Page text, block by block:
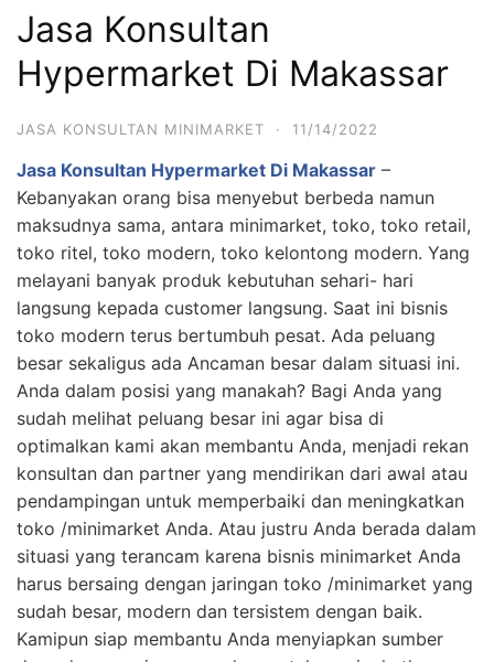
Jasa Konsultan
Hypermarket Di Makassar
JASA KONSULTAN MINIMARKET · 11/14/2022
Jasa Konsultan Hypermarket Di Makassar –
Kebanyakan orang bisa menyebut berbeda namun
maksudnya sama, antara minimarket, toko, toko retail,
toko ritel, toko modern, toko kelontong modern. Yang
melayani banyak produk kebutuhan sehari- hari
langsung kepada customer langsung. Saat ini bisnis
toko modern terus bertumbuh pesat. Ada peluang
besar sekaligus ada Ancaman besar dalam situasi ini.
Anda dalam posisi yang manakah? Bagi Anda yang
sudah melihat peluang besar ini agar bisa di
optimalkan kami akan membantu Anda, menjadi rekan
konsultan dan partner yang mendirikan dari awal atau
pendampingan untuk memperbaiki dan meningkatkan
toko /minimarket Anda. Atau justru Anda berada dalam
situasi yang terancam karena bisnis minimarket Anda
harus bersaing dengan jaringan toko /minimarket yang
sudah besar, modern dan tersistem dengan baik.
Kamipun siap membantu Anda menyiapkan sumber